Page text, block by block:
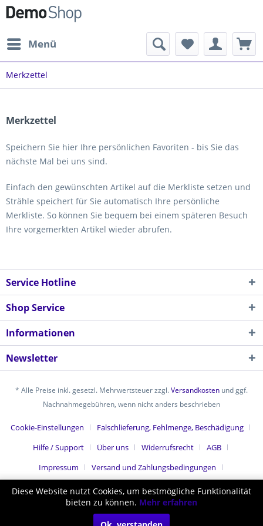
Menü
Merkzettel
Merkzettel
Speichern Sie hier Ihre persönlichen Favoriten - bis Sie das
nächste Mal bei uns sind.
Einfach den gewünschten Artikel auf die Merkliste setzen und
Strähle speichert für Sie automatisch Ihre persönliche
Merkliste. So können Sie bequem bei einem späteren Besuch
Ihre vorgemerkten Artikel wieder abrufen.
Service Hotline
Shop Service
Informationen
Newsletter
* Alle Preise inkl. gesetzl. Mehrwertsteuer zzgl.Versandkosten und ggf.
Nachnahmegebühren, wenn nicht anders beschrieben
Cookie-Einstellungen
Falschlieferung, Fehlmenge, Beschädigung
Hilfe / Support
Über uns Widerrufsrecht
AGB
Impressum
Versand und Zahlungsbedingungen
Datenschutz
Jugendschutz
Realisiert mit Shopware
Diese Website nutzt Cookies, um bestmögliche Funktionalität
bieten zu können. Mehr erfahren